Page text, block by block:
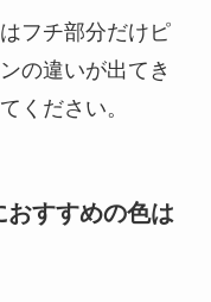
フチ部分だけピ
の違いが出てき
ください。
すすめの色は